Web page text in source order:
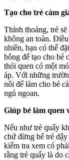
Tạo cho trẻ cảm
Thỉnh thoảng, trẻ
không an toàn.
nhiên, bạn có thể
bông để tạo cho bé
thói quen có một
áp. Với những
nôi để làm cho bé
ngủ ngoan.
Giúp bé làm quen
Nếu như trẻ quấy
chứ đừng bế trẻ
kiểm tra xem có
rằng trẻ quấy là do